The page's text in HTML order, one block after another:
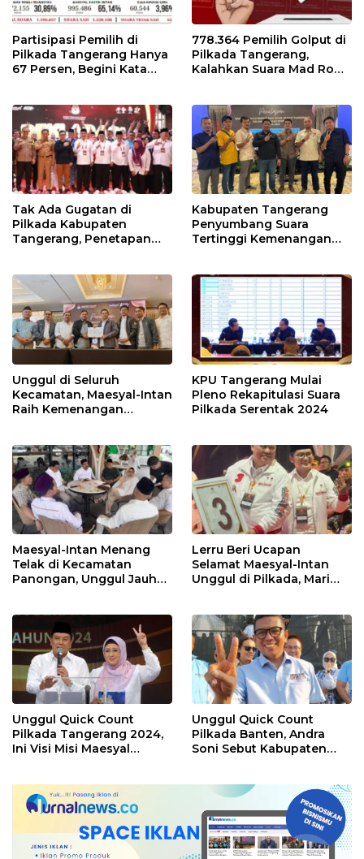
Partisipasi Pemilih di
Pilkada Tangerang Hanya
67 Persen, Begini Kata
778.364 Pemilih Golput di
Pilkada Tangerang,
Kalahkan Suara Mad Romli
Tak Ada Gugatan di
Pilkada Kabupaten
Tangerang, Penetapan
Kabupaten Tangerang
Penyumbang Suara
Tertinggi Kemenangan
Unggul di Seluruh
Kecamatan, Maesyal-Intan
Raih Kemenangan
KPU Tangerang Mulai
Pleno Rekapitulasi Suara
Pilkada Serentak 2024
Maesyal-Intan Menang
Telak di Kecamatan
Panongan, Unggul Jauh
Lerru Beri Ucapan
Selamat Maesyal-Intan
Unggul di Pilkada, Mari
Unggul Quick Count
Pilkada Tangerang 2024,
Ini Visi Misi Maesyal
Unggul Quick Count
Pilkada Banten, Andra
Soni Sebut Kabupaten